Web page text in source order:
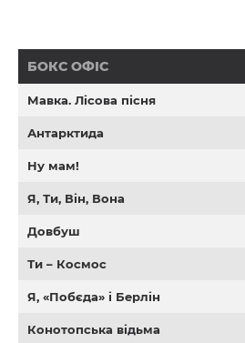
БОКС ОФІС
Мавка. Лісова пісня
Антарктида
Ну мам!
Я, Ти, Він, Вона
Довбуш
Ти – Космос
Я, «Побєда» і Берлін
Конотопська відьма